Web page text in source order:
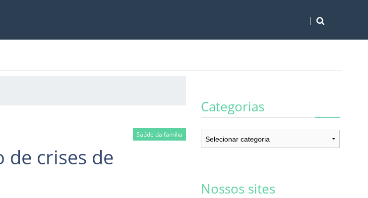
Saúde da família
de crises de
Categorias
Categorias
Nossos sites